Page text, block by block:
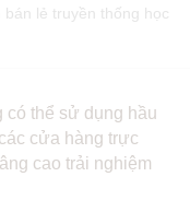
bán lẻ truyền thống học
có thể sử dụng hầu
cửa hàng trực
cao trải nghiệm